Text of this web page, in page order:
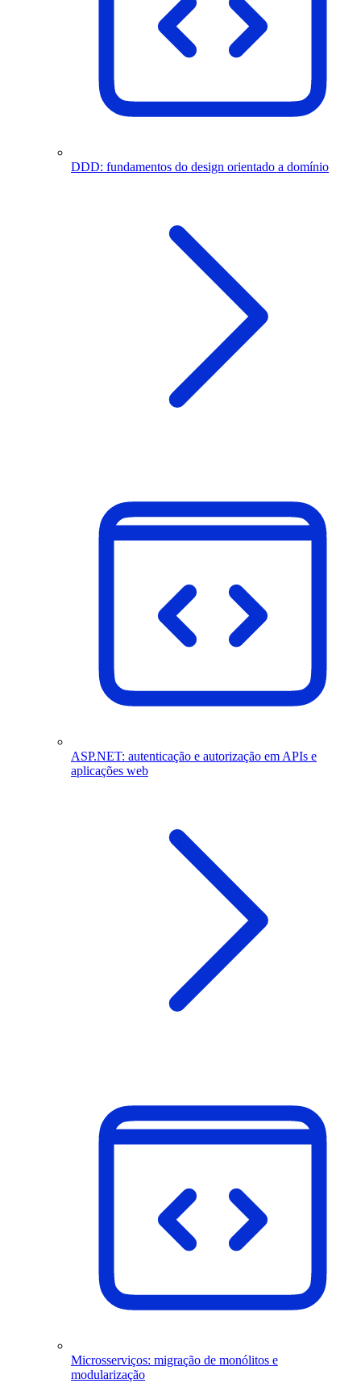
DDD: fundamentos do design orientado a domínio
ASP.NET: autenticação e autorização em APIs e
aplicações web
Microsserviços: migração de monólitos e
modularização